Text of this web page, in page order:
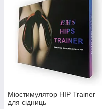
Міостимулятор HIP Trainer
для сідниць